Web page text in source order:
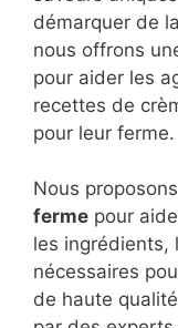
démarquer de
nous offrons
pour aider les
recettes de
pour leur ferme.
Nous
ferme pour
les ingrédients,
nécessaires
de haute